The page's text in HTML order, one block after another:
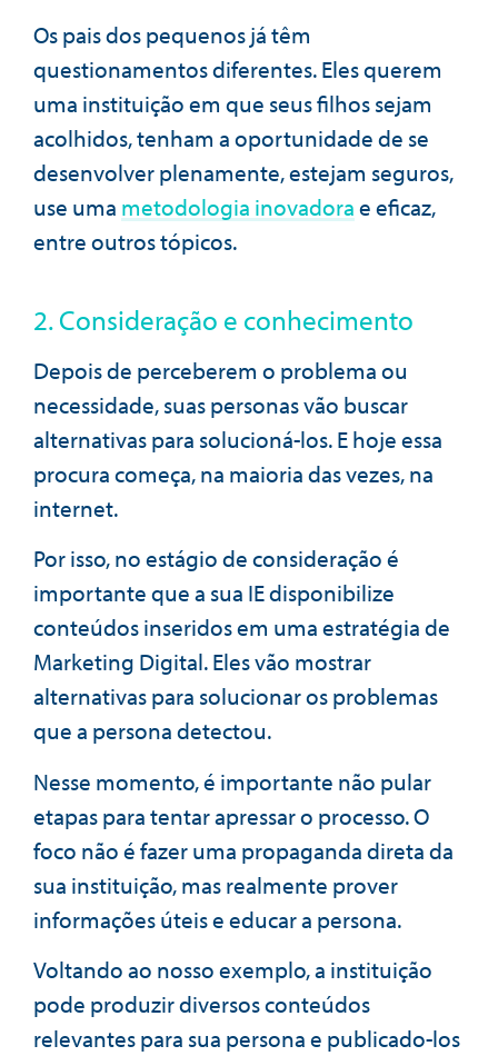
Os pais dos pequenos já têm
questionamentos diferentes. Eles querem
uma instituição em que seus filhos sejam
acolhidos, tenham a oportunidade de se
desenvolver plenamente, estejam seguros,
use uma metodologia inovadorae eficaz,
entre outros tópicos.
2. Consideração e conhecimento
Depois de perceberem o problema ou
necessidade, suas personas vão buscar
alternativas para solucioná-los. E hoje essa
procura começa, na maioria das vezes, na
internet.
Por isso, no estágio de consideração é
importante que a sua IE disponibilize
conteúdos inseridos em uma estratégia de
Marketing Digital. Eles vão mostrar
alternativas para solucionar os problemas
que a persona detectou.
Nesse momento, é importante não pular
etapas para tentar apressar o processo. O
foco não é fazer uma propaganda direta da
sua instituição, mas realmente prover
informações úteis e educar a persona.
Voltando ao nosso exemplo, a instituição
pode produzir diversos conteúdos
relevantes para sua persona e publicado-los